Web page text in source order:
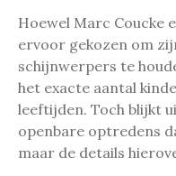
Hoewel Marc Coucke
ervoor gekozen om
schijnwerpers te
het exacte aantal
leeftijden. Toch blijkt
openbare optredens
maar de details